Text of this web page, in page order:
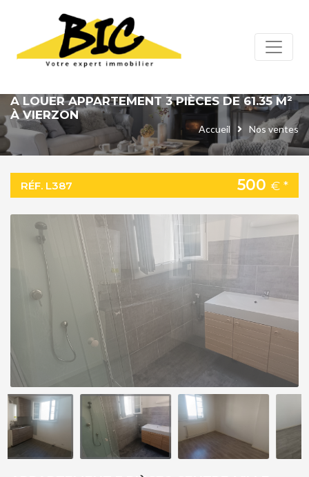
A LOUER APPARTEMENT 3 PIÈCES DE 61.35 M²
À VIERZON
Accueil Nos ventes
RÉF. L387 500 € *